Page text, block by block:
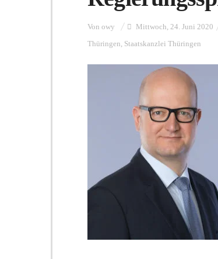
Von owy Mittwoch, 24. Juni 2020
Thüringen, Staatskanzlei Thüringen